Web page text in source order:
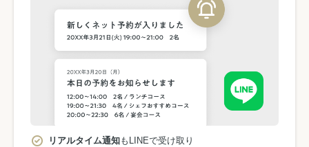
リアルタイム通知もLINEで受け取り